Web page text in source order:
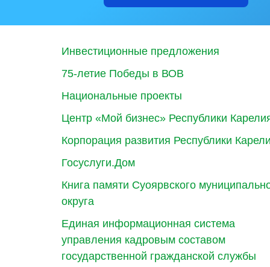
Инвестиционные предложения
75-летие Победы в ВОВ
Национальные проекты
Центр «Мой бизнес» Республики
Корпорация развития Республики
Госуслуги.Дом
Книга памяти Суоярвского
округа
Единая информационная система
управления кадровым составом
государственной гражданской службы